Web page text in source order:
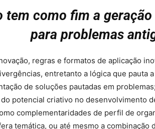
tem como fim a
para problemas
regras e formatos de aplicação
entretanto a lógica que pauta
de soluções pautadas em
potencial criativo no desenvolvimento
complementaridades de perfil de
temática, ou até mesmo a combinação